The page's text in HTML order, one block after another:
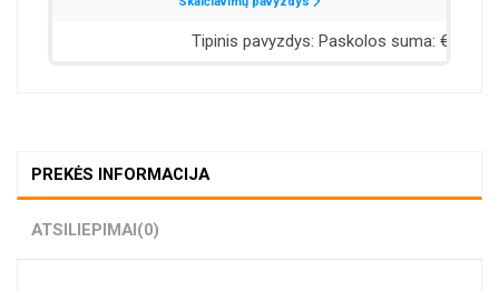
PREKĖS INFORMACIJA
ATSILIEPIMAI(0)